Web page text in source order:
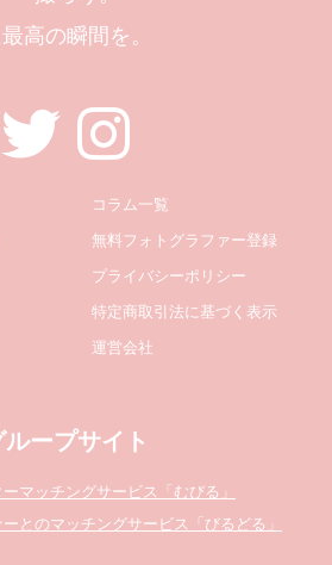
最高の瞬間を。
コラム一覧
無料フォトグラファー登録
プライバシーポリシー
特定商取引法に基づく表示
運営会社
ループサイト
マッチングサービス「むびる」
とのマッチングサービス「びるどる」